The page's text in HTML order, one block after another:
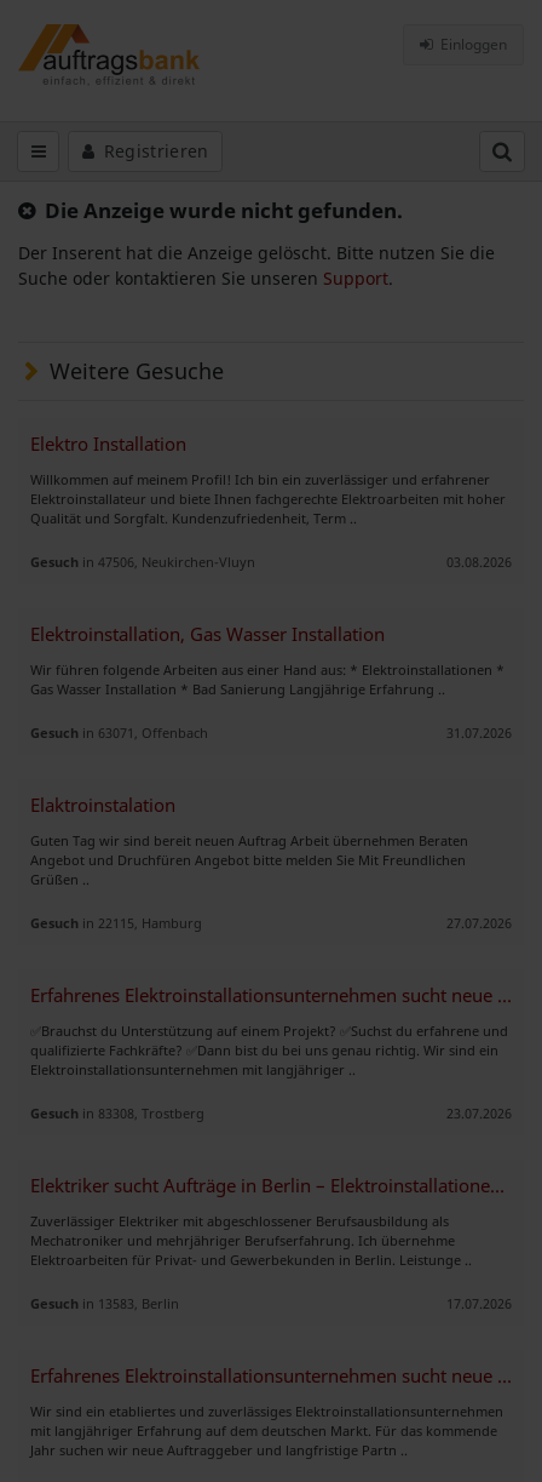
Einloggen
Registrieren
Die Anzeige wurde nicht gefunden.
Der Inserent hat die Anzeige gelöscht. Bitte nutzen Sie die
Suche oder kontaktieren Sie unseren Support.
Weitere Gesuche
Elektro Installation
Willkommen auf meinem Profil! Ich bin ein zuverlässiger und erfahrener
Elektroinstallateur und biete Ihnen fachgerechte Elektroarbeiten mit hoher
Qualität und Sorgfalt. Kundenzufriedenheit, Term ..
Gesuch in 47506, Neukirchen-Vluyn 03.08.2026
Elektroinstallation, Gas Wasser Installation
Wir führen folgende Arbeiten aus einer Hand aus: * Elektroinstallationen *
Gas Wasser Installation * Bad Sanierung Langjährige Erfahrung ..
Gesuch in 63071, Offenbach 31.07.2026
Elaktroinstalation
Guten Tag wir sind bereit neuen Auftrag Arbeit übernehmen Beraten
Angebot und Druchfüren Angebot bitte melden Sie Mit Freundlichen
Grüßen ..
Gesuch in 22115, Hamburg 27.07.2026
Erfahrenes Elektroinstallationsunternehmen sucht neue Partnerschaften
✅Brauchst du Unterstützung auf einem Projekt? ✅Suchst du erfahrene und
qualifizierte Fachkräfte? ✅Dann bist du bei uns genau richtig. Wir sind ein
Elektroinstallationsunternehmen mit langjähriger ..
Gesuch in 83308, Trostberg 23.07.2026
Elektriker sucht Aufträge in Berlin – Elektroinstallationen & Reparatu
Zuverlässiger Elektriker mit abgeschlossener Berufsausbildung als
Mechatroniker und mehrjähriger Berufserfahrung. Ich übernehme
Elektroarbeiten für Privat- und Gewerbekunden in Berlin. Leistunge ..
Gesuch in 13583, Berlin 17.07.2026
Erfahrenes Elektroinstallationsunternehmen sucht neue Partnerschaften
Wir sind ein etabliertes und zuverlässiges Elektroinstallationsunternehmen
mit langjähriger Erfahrung auf dem deutschen Markt. Für das kommende
Jahr suchen wir neue Auftraggeber und langfristige Partn ..